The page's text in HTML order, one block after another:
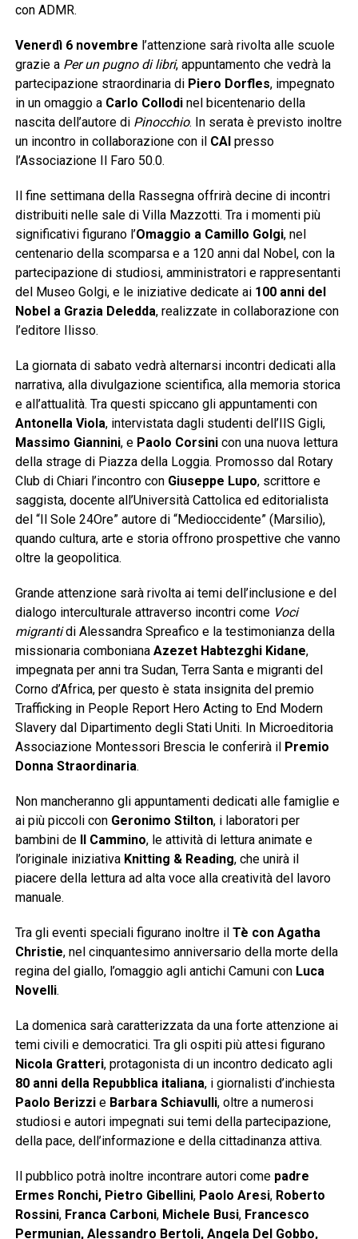
con ADMR.
Venerdì 6 novembre l’attenzione sarà rivolta alle scuole
grazie a Per un pugno di libri, appuntamento che vedrà la
partecipazione straordinaria di Piero Dorfles, impegnato
in un omaggio a Carlo Collodinel bicentenario della
nascita dell’autore di Pinocchio. In serata è previsto inoltre
un incontro in collaborazione con il CAI presso
l’Associazione Il Faro 50.0.
Il fine settimana della Rassegna offrirà decine di incontri
distribuiti nelle sale di Villa Mazzotti. Tra i momenti più
significativi figurano l’Omaggio a Camillo Golgi, nel
centenario della scomparsa e a 120 anni dal Nobel, con la
partecipazione di studiosi, amministratori e rappresentanti
del Museo Golgi, e le iniziative dedicate ai 100 anni del
Nobel a Grazia Deledda, realizzate in collaborazione con
l’editore Ilisso.
La giornata di sabato vedrà alternarsi incontri dedicati alla
narrativa, alla divulgazione scientifica, alla memoria storica
e all’attualità. Tra questi spiccano gli appuntamenti con
Antonella Viola, intervistata dagli studenti dell’IIS Gigli,
Massimo Giannini, e Paolo Corsinicon una nuova lettura
della strage di Piazza della Loggia. Promosso dal Rotary
Club di Chiari l’incontro con Giuseppe Lupo, scrittore e
saggista, docente all’Università Cattolica ed editorialista
del “Il Sole 24Ore” autore di “Medioccidente” (Marsilio),
quando cultura, arte e storia offrono prospettive che vanno
oltre la geopolitica.
Grande attenzione sarà rivolta ai temi dell’inclusione e del
dialogo interculturale attraverso incontri come Voci
migrantidi Alessandra Spreafico e la testimonianza della
missionaria comboniana Azezet Habtezghi Kidane,
impegnata per anni tra Sudan, Terra Santa e migranti del
Corno d’Africa, per questo è stata insignita del premio
Trafficking in People Report Hero Acting to End Modern
Slavery dal Dipartimento degli Stati Uniti. In Microeditoria
Associazione Montessori Brescia le conferirà il Premio
Donna Straordinaria.
Non mancheranno gli appuntamenti dedicati alle famiglie e
ai più piccoli con Geronimo Stilton, i laboratori per
bambini de
Il Cammino, le attività di lettura animate e
l’originale iniziativa Knitting & Reading, che unirà il
piacere della lettura ad alta voce alla creatività del lavoro
manuale.
Tra gli eventi speciali figurano inoltre il Tè con Agatha
Christie, nel cinquantesimo anniversario della morte della
regina del giallo, l’omaggio agli antichi Camuni con Luca
Novelli.
La domenica sarà caratterizzata da una forte attenzione ai
temi civili e democratici. Tra gli ospiti più attesi figurano
Nicola Gratteri, protagonista di un incontro dedicato agli
80 anni della Repubblica italiana, i giornalisti d’inchiesta
Paolo Berizzie Barbara Schiavulli, oltre a numerosi
studiosi e autori impegnati sui temi della partecipazione,
della pace, dell’informazione e della cittadinanza attiva.
Il pubblico potrà inoltre incontrare autori come padre
Ermes Ronchi, Pietro Gibellini, Paolo Aresi, Roberto
Rossini, Franca Carboni, Michele Busi, Francesco
Permunian, Alessandro Bertoli, Angela Del Gobbo,